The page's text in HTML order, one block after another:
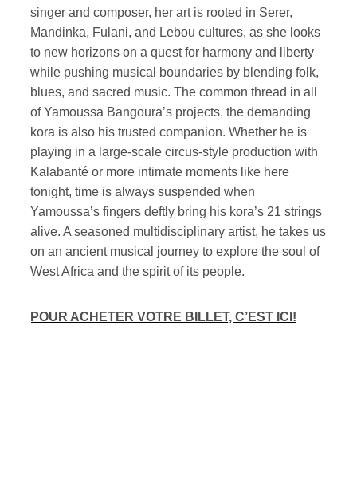
singer and composer, her art is rooted in Serer,
Mandinka, Fulani, and Lebou cultures, as she looks
to new horizons on a quest for harmony and liberty
while pushing musical boundaries by blending folk,
blues, and sacred music. The common thread in all
of Yamoussa Bangoura’s projects, the demanding
kora is also his trusted companion. Whether he is
playing in a large-scale circus-style production with
Kalabanté or more intimate moments like here
tonight, time is always suspended when
Yamoussa’s fingers deftly bring his kora’s 21 strings
alive. A seasoned multidisciplinary artist, he takes us
on an ancient musical journey to explore the soul of
West Africa and the spirit of its people.
POUR ACHETER VOTRE BILLET, C’EST ICI!